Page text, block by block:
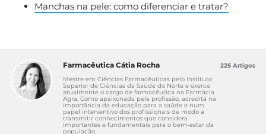
Manchas na pele: como diferenciar e tratar?
Farmacêutica Cátia Rocha
Mestre em Ciências Farmacêuticas pelo Instituto
Superior de Ciências da Saúde do Norte e exerce
atualmente o cargo de farmacêutica na Farmácia
Agra. Como apaixonada pela profissão, acredita na
importância da educação para a saúde e num
papel interventivo dos profissionais de modo a
transmitir conhecimentos que considera
importantes e fundamentais para o bem-estar da
população.
225 Artigos